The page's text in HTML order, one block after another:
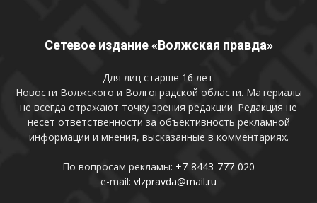
Сетевое издание «Волжская правда»
Для лиц старше 16 лет.
Новости Волжского и Волгоградской области. Материалы
не всегда отражают точку зрения редакции. Редакция не
несет ответственности за объективность рекламной
информации и мнения, высказанные в комментариях.
По вопросам рекламы: +7-8443-777-020
e-mail: vlzpravda@mail.ru